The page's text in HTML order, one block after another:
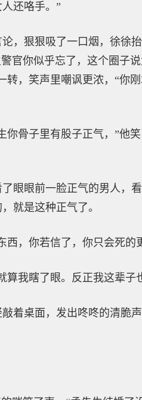
还咯手。”
，狠狠吸了一口烟，徐徐
官你似乎忘了，这个圈子
，笑声里嘲讽更浓，“你
骨子里有股子正气，”他
眼眼前一脸正气的男人，
就是这种正气了。
西，你若信了，你只会死的
算我瞎了眼。反正我这辈子
着桌面，发出咚咚的清脆